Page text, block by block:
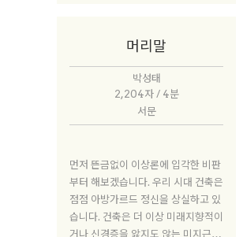
머리말
박성태
2,204자 / 4분
서문
먼저 뜬금없이 이상론에 입각한 비판
부터 해보겠습니다. 우리 시대 건축은
점점 아방가르드 정신을 상실하고 있
습니다. 건축은 더 이상 미래지향적이
거나 신경증을 앓지도 않는 미지근하